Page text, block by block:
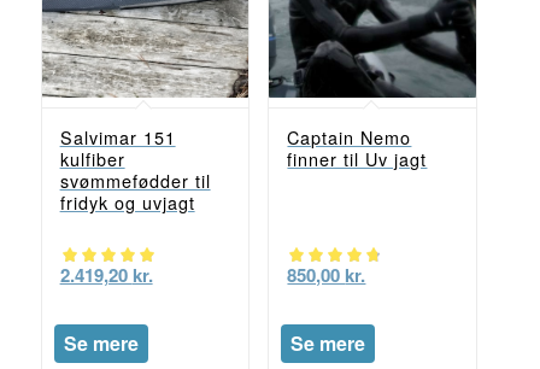
Salvimar 151
kulfiber
svømmefødder til
fridyk og uvjagt
Vurderet
ud af 5
2.419,20 kr.
Se mere
Captain Nemo
finner til Uv jagt
Vurderet
ud af 5
850,00 kr.
Se mere